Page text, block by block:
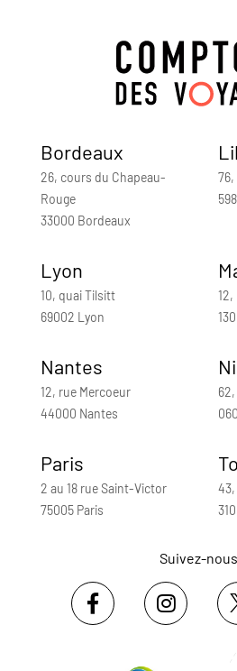
Bordeaux
26, cours du Chapeau-
Rouge
33000 Bordeaux
Lyon
10, quai Tilsitt
69002 Lyon
Nantes
12, rue Mercoeur
44000 Nantes
Paris
2 au 18 rue Saint-Victor
75005 Paris
Suivez-